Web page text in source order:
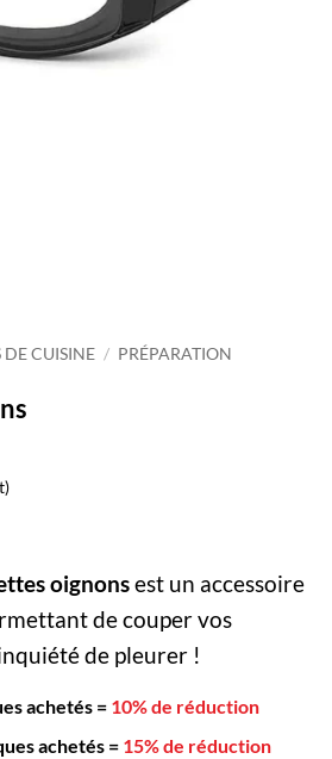
DE CUISINE / PRÉPARATION
oignonsest un accessoire
de couper vos
de pleurer !
achetés = 10% de réduction
achetés = 15% de réduction